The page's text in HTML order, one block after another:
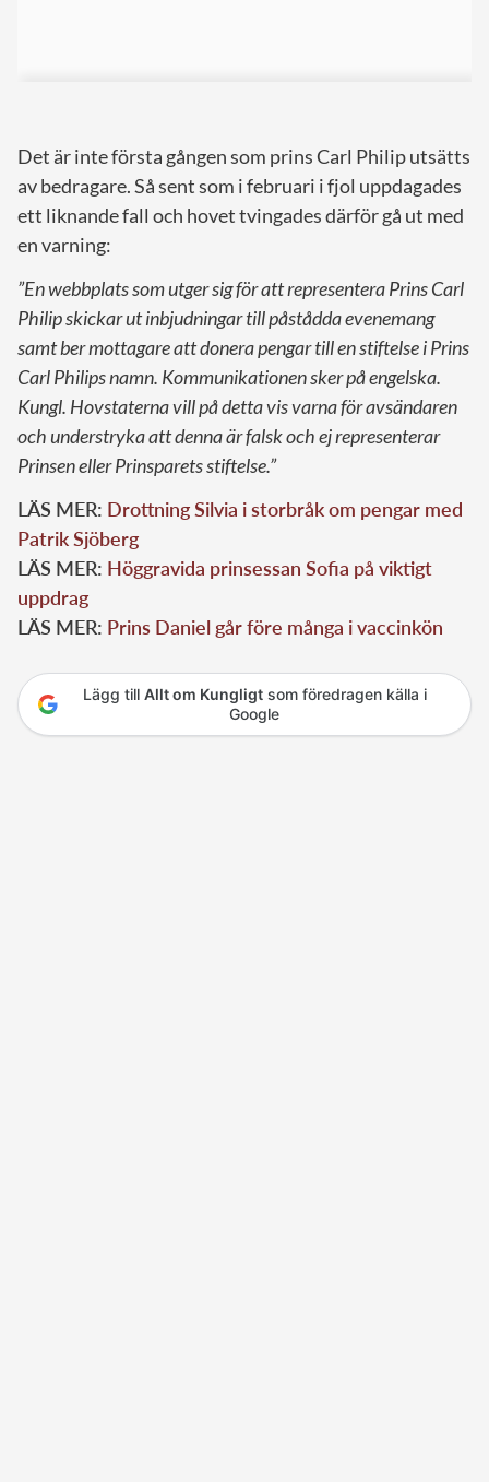
Det är inte första gången som prins Carl Philip utsätts
av bedragare. Så sent som i februari i fjol uppdagades
ett liknande fall och hovet tvingades därför gå ut med
en varning:
”En webbplats som utger sig för att representera Prins Carl
Philip skickar ut inbjudningar till påstådda evenemang
samt ber mottagare att donera pengar till en stiftelse i Prins
Carl Philips namn. Kommunikationen sker på engelska.
Kungl. Hovstaterna vill på detta vis varna för avsändaren
och understryka att denna är falsk och ej representerar
Prinsen eller Prinsparets stiftelse.”
LÄS MER: Drottning Silvia i storbråk om pengar med
Patrik Sjöberg
LÄS MER: Höggravida prinsessan Sofia på viktigt
uppdrag
LÄS MER: Prins Daniel går före många i vaccinkön
Lägg till Allt om Kungligtsom föredragen källa i
Google